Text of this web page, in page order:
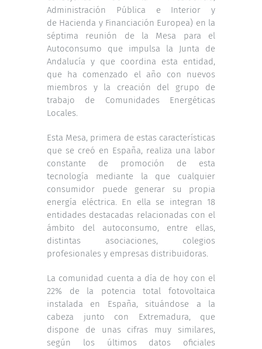
Administración Pública e Interior y
de Hacienda y Financiación Europea) en la
séptima reunión de la Mesa para el
Autoconsumo que impulsa la Junta de
Andalucía y que coordina esta entidad,
que ha comenzado el año con nuevos
miembros y la creación del grupo de
trabajo de Comunidades Energéticas
Locales.
Esta Mesa, primera de estas características
que se creó en España, realiza una labor
constante de promoción de esta
tecnología mediante la que cualquier
consumidor puede generar su propia
energía eléctrica. En ella se integran 18
entidades destacadas relacionadas con el
ámbito del autoconsumo, entre ellas,
distintas asociaciones, colegios
profesionales y empresas distribuidoras.
La comunidad cuenta a día de hoy con el
22% de la potencia total fotovoltaica
instalada en España, situándose a la
cabeza junto con Extremadura, que
dispone de unas cifras muy similares,
según los últimos datos oficiales